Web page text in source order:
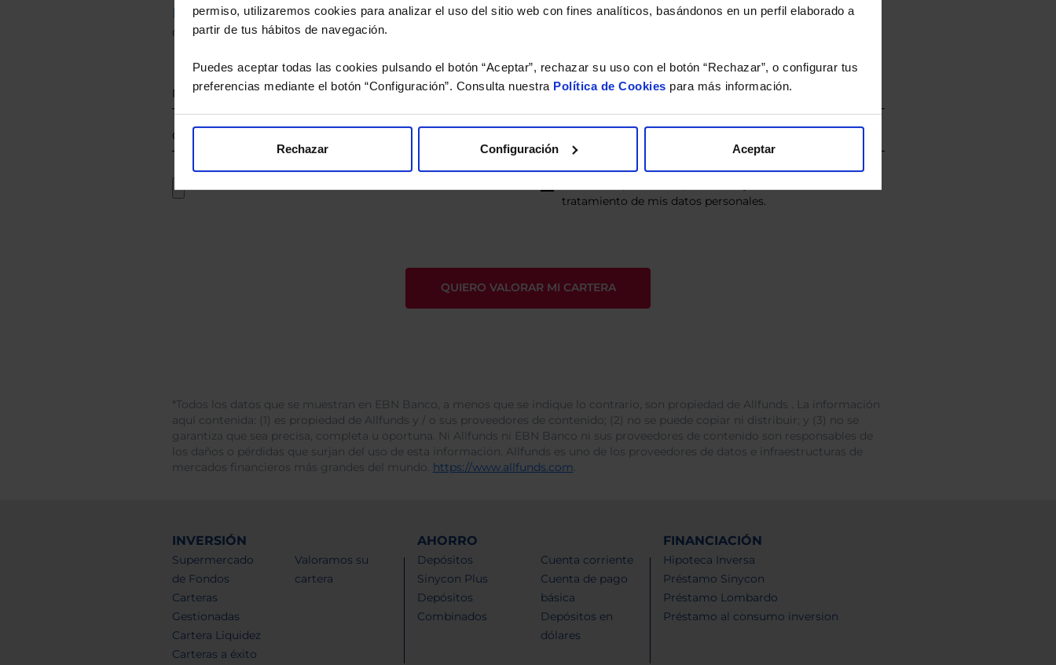
permiso, utilizaremos cookies para analizar el uso del sitio web con fines analíticos, basándonos en un perfil elaborado a
partir de tus hábitos de navegación.
Puedes aceptar todas las cookies pulsando el botón “Aceptar”, rechazar su uso con el botón “Rechazar”, o configurar tus
preferencias mediante el botón “Configuración”. Consulta nuestra Política de Cookies para más información.
Rechazar Configuración Aceptar
Descárguese el archivoe indíquenos los ISINs de sus Fondos y nuestros expertos le enviarán un estudio gratuito
de sus alternativas de Clases Limpias con las que podrá ahorrar en sus costes.
tratamiento de mis datos personales.
*Todos los datos que se muestran en EBN Banco, a menos que se indique lo contrario, son propiedad de Allfunds . La información
aquí contenida: (1) es propiedad de Allfunds y / o sus proveedores de contenido; (2) no se puede copiar ni distribuir; y (3) no se
garantiza que sea precisa, completa u oportuna. Ni Allfunds ni EBN Banco ni sus proveedores de contenido son responsables de
los daños o pérdidas que surjan del uso de esta información. Allfunds es uno de los proveedores de datos e infraestructuras de
mercados financieros más grandes del mundo. https://www.allfunds.com.
INVERSIÓN
Supermercado
de Fondos
Carteras
Gestionadas
Cartera Liquidez
Carteras a éxito
Valoramos su
cartera
AHORRO
Depósitos
Sinycon Plus
Depósitos
Combinados
Cuenta corriente
Cuenta de pago
básica
Depósitos en
dólares
FINANCIACIÓN
Hipoteca Inversa
Préstamo Sinycon
Préstamo Lombardo
Préstamo al consumo inversion